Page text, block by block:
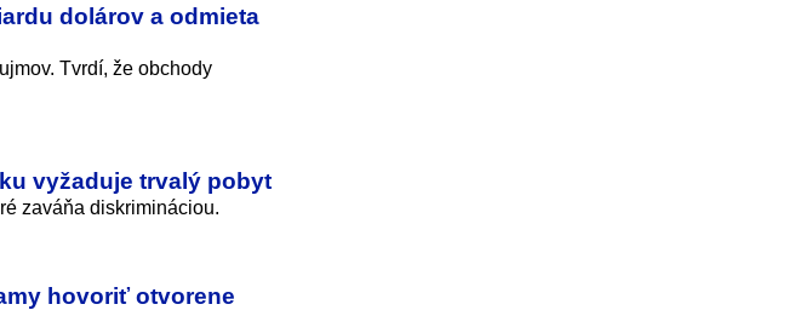
dolárov a odmieta
Tvrdí, že obchody
vyžaduje trvalý pobyt
zaváňa diskrimináciou.
hovoriť otvorene